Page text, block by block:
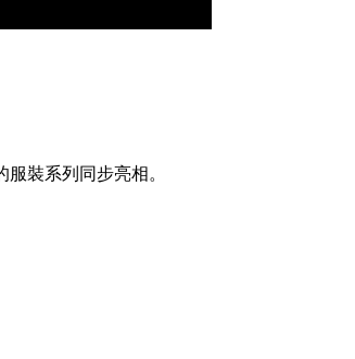
裝系列同步亮相。